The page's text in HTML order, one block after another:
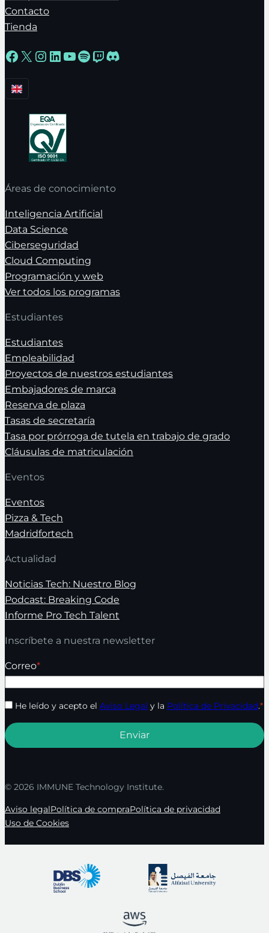
Contacto
Tienda
Facebook
X Instagram
LinkedIn
YouTube
Spotify
Twitch
Discord
Áreas de conocimiento
Inteligencia Artificial
Data Science
Ciberseguridad
Cloud Computing
Programación y web
Ver todos los programas
Estudiantes
Estudiantes
Empleabilidad
Proyectos de nuestros estudiantes
Embajadores de marca
Reserva de plaza
Tasas de secretaría
Tasa por prórroga de tutela en trabajo de grado
Cláusulas de matriculación
Eventos
Eventos
Pizza & Tech
Madridfortech
Actualidad
Noticias Tech: Nuestro Blog
Podcast: Breaking Code
Informe Pro Tech Talent
Inscríbete a nuestra newsletter
Correo*
He leído y acepto el Aviso Legal y la Política de Privacidad.*
© 2026 IMMUNE Technology Institute.
Aviso legalPolítica de compraPolítica de privacidad
Uso de Cookies